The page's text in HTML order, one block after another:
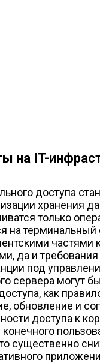
на IT-
доступа
только
на
да и
под
сервера могут
как
обновление и
доступа к
существенно